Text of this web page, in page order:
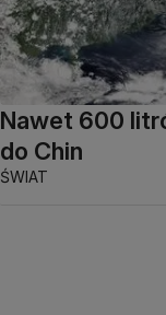
Nawet 600
do Chin
ŚWIAT